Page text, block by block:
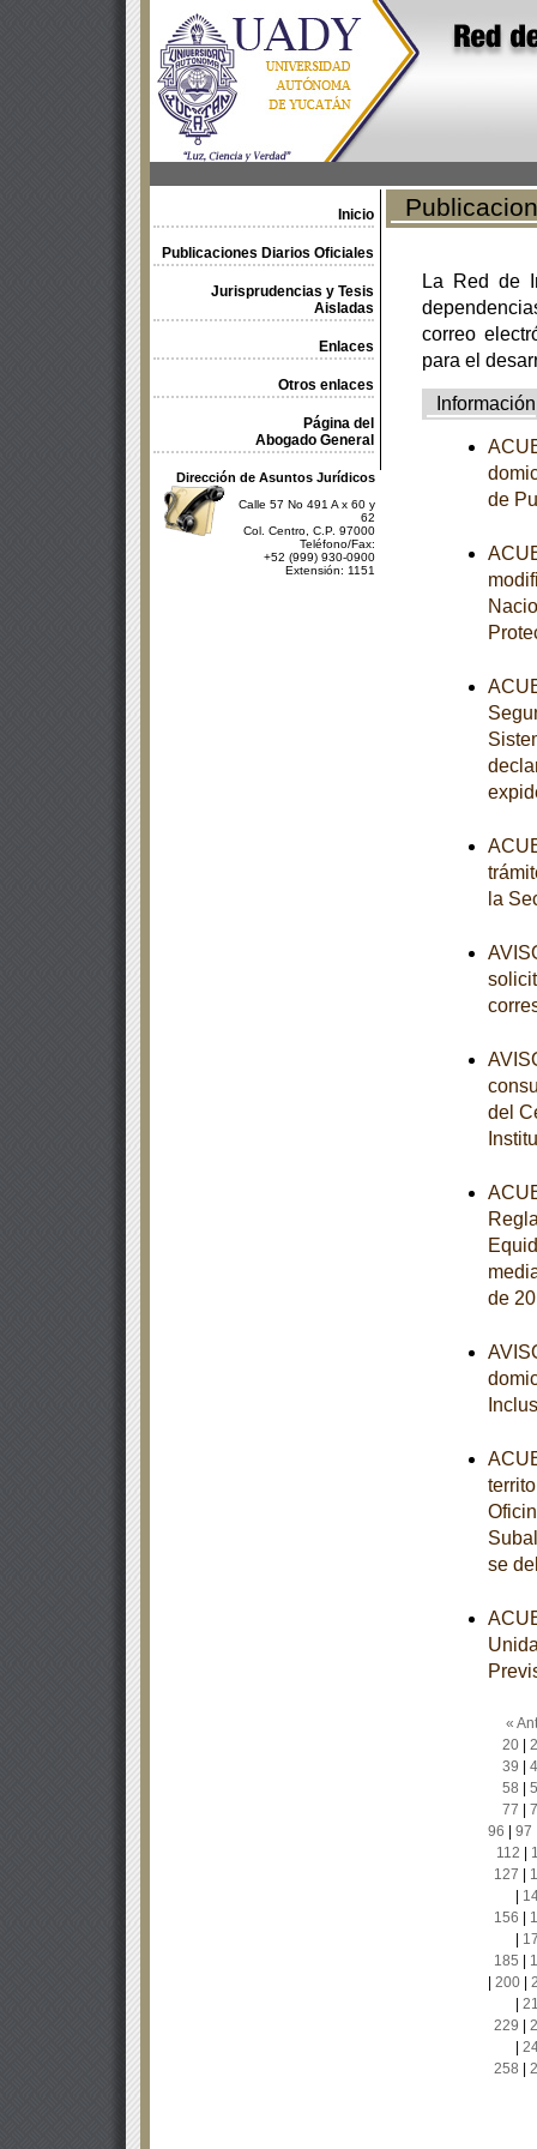
Inicio
Publicaciones Diarios Oficiales
Jurisprudencias y Tesis
Aisladas
Enlaces
Otros enlaces
Página del
Abogado General
Dirección de Asuntos Jurídicos
Calle 57 No 491 A x 60 y
62
Col. Centro, C.P. 97000
Teléfono/Fax:
+52 (999) 930-0900
Extensión: 1151
La Red de
correo
para el
Información
de
la
del
de
se
«
20|
39
58
77
96
97
112
127
156
185
200|
229
258